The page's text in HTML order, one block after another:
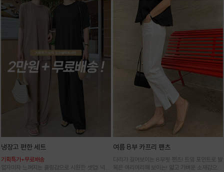
냉장고 편한 세트
기획특가+무료배송
입자마자 느껴지는 쿨링감으로 시원한 셋업! 넉넉
여름 8부 카프리 팬츠
다리가 길어보이는 8부핏 팬츠! 트임 포인트로 발
목은 여리여리해 보이는! 얇고 가벼운 소재감으로